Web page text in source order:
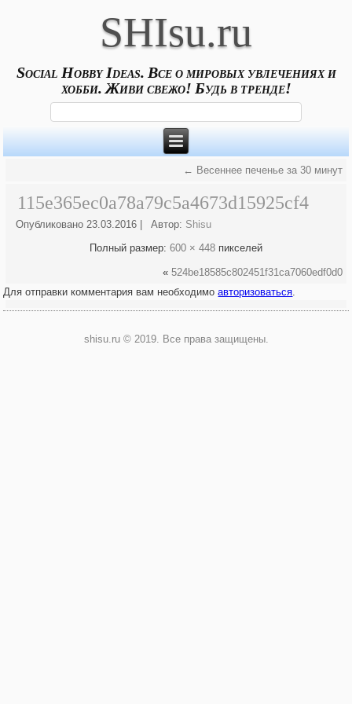
SHIsu.ru
Social Hobby Ideas. Все о мировых увлечениях и
хобби. Живи свежо! Будь в тренде!
← Весеннее печенье за 30 минут
115e365ec0a78a79c5a4673d15925cf4
Опубликовано 23.03.2016 Автор: Shisu
Полный размер: 600 × 448 пикселей
« 524be18585c802451f31ca7060edf0d0
Для отправки комментария вам необходимоавторизоваться.
shisu.ru © 2019. Все права защищены.